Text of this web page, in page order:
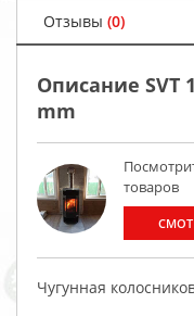
Отзывы (0)
Описание SVT
mm
товаров
Чугунная